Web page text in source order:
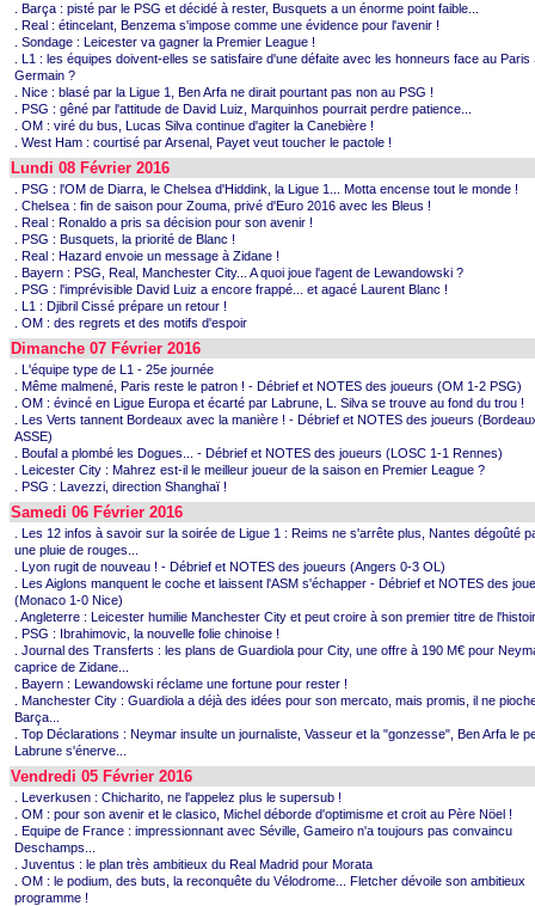
. Barça : pisté par le PSG et décidé à rester, Busquets a un énorme point faible...
. Real : étincelant, Benzema s'impose comme une évidence pour l'avenir !
. Sondage : Leicester va gagner la Premier League !
. L1 : les équipes doivent-elles se satisfaire d'une défaite avec les honneurs face au Paris
Germain ?
. Nice : blasé par la Ligue 1, Ben Arfa ne dirait pourtant pas non au PSG !
. PSG : gêné par l'attitude de David Luiz, Marquinhos pourrait perdre patience...
. OM : viré du bus, Lucas Silva continue d'agiter la Canebière !
. West Ham : courtisé par Arsenal, Payet veut toucher le pactole !
Lundi 08 Février 2016
. PSG : l'OM de Diarra, le Chelsea d'Hiddink, la Ligue 1... Motta encense tout le monde !
. Chelsea : fin de saison pour Zouma, privé d'Euro 2016 avec les Bleus !
. Real : Ronaldo a pris sa décision pour son avenir !
. PSG : Busquets, la priorité de Blanc !
. Real : Hazard envoie un message à Zidane !
. Bayern : PSG, Real, Manchester City... A quoi joue l'agent de Lewandowski ?
. PSG : l'imprévisible David Luiz a encore frappé... et agacé Laurent Blanc !
. L1 : Djibril Cissé prépare un retour !
. OM : des regrets et des motifs d'espoir
Dimanche 07 Février 2016
. L'équipe type de L1 - 25e journée
. Même malmené, Paris reste le patron ! - Débrief et NOTES des joueurs (OM 1-2 PSG)
. OM : évincé en Ligue Europa et écarté par Labrune, L. Silva se trouve au fond du trou !
. Les Verts tannent Bordeaux avec la manière ! - Débrief et NOTES des joueurs
ASSE)
. Boufal a plombé les Dogues... - Débrief et NOTES des joueurs (LOSC 1-1 Rennes)
. Leicester City : Mahrez est-il le meilleur joueur de la saison en Premier League ?
. PSG : Lavezzi, direction Shanghaï !
Samedi 06 Février 2016
. Les 12 infos à savoir sur la soirée de Ligue 1 : Reims ne s'arrête plus, Nantes dégoûté
une pluie de rouges...
. Lyon rugit de nouveau ! - Débrief et NOTES des joueurs (Angers 0-3 OL)
. Les Aiglons manquent le coche et laissent l'ASM s'échapper - Débrief et NOTES des
(Monaco 1-0 Nice)
. Angleterre : Leicester humilie Manchester City et peut croire à son premier titre de
. PSG : Ibrahimovic, la nouvelle folie chinoise !
. Journal des Transferts : les plans de Guardiola pour City, une offre à 190 M€ pour
caprice de Zidane...
. Bayern : Lewandowski réclame une fortune pour rester !
. Manchester City : Guardiola a déjà des idées pour son mercato, mais promis, il ne
Barça...
. Top Déclarations : Neymar insulte un journaliste, Vasseur et la "gonzesse", Ben Arfa le
Labrune s'énerve...
Vendredi 05 Février 2016
. Leverkusen : Chicharito, ne l'appelez plus le supersub !
. OM : pour son avenir et le clasico, Michel déborde d'optimisme et croit au Père Nöel !
. Equipe de France : impressionnant avec Séville, Gameiro n'a toujours pas convaincu
Deschamps...
. Juventus : le plan très ambitieux du Real Madrid pour Morata
. OM : le podium, des buts, la reconquête du Vélodrome... Fletcher dévoile son ambitieux
programme !